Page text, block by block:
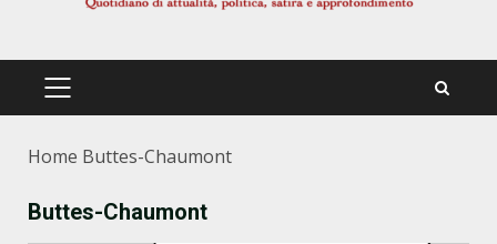
PRIMÄRES
Home Buttes-Chaumont
Buttes-Chaumont